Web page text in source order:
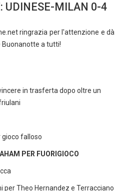
UDINESE-MILAN 0-4
ringrazia per l'attenzione e dà
a tutti!
in trasferta dopo oltre un
falloso
PER FUORIGIOCO
per Theo Hernandez e Terracciano